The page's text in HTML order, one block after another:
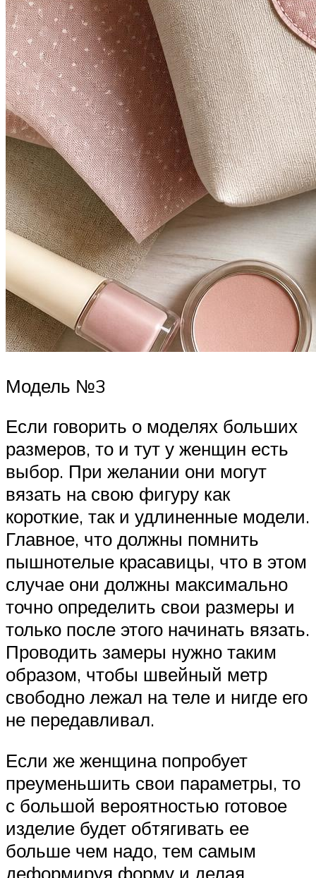
Модель №3
Если говорить о моделях больших
размеров, то и тут у женщин есть
выбор. При желании они могут
вязать на свою фигуру как
короткие, так и удлиненные модели.
Главное, что должны помнить
пышнотелые красавицы, что в этом
случае они должны максимально
точно определить свои размеры и
только после этого начинать вязать.
Проводить замеры нужно таким
образом, чтобы швейный метр
свободно лежал на теле и нигде его
не передавливал.
Если же женщина попробует
преуменьшить свои параметры, то
с большой вероятностью готовое
изделие будет обтягивать ее
больше чем надо, тем самым
деформируя форму и делая